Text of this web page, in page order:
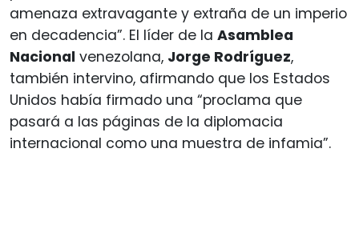
amenaza extravagante y extraña de un imperio
en decadencia”. El líder de la Asamblea
Nacional venezolana, Jorge Rodríguez,
también intervino, afirmando que los Estados
Unidos había firmado una “proclama que
pasará a las páginas de la diplomacia
internacional como una muestra de infamia”.